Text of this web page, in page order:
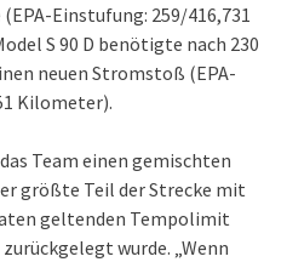
Einstufung: 259/416,731
S 90 D benötigte nach 230
neuen Stromstoß (EPA-
Kilometer).
Team einen gemischten
größte Teil der Strecke mit
geltenden Tempolimit
wurde. „Wenn